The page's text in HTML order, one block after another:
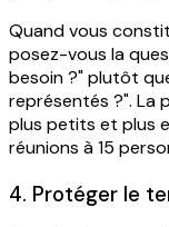
Quand vous
posez-vous la
besoin ?" plutôt
représentés ?". La
plus petits et plus
réunions à 15
4. Protéger le